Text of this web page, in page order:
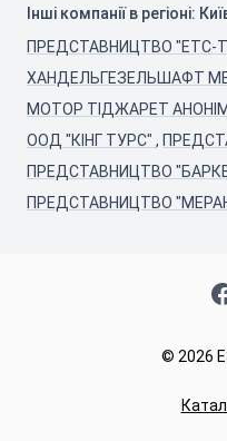
Інші компанії в регіоні:
ПРЕДСТАВНИЦТВО "ЕТС-
ХАНДЕЛЬГЕЗЕЛЬШАФТ
МОТОР ТІДЖАРЕТ АНОНІМ
ООД "КІНГ ТУРС" ,
ПРЕДСТАВНИЦТВО
ПРЕДСТАВНИЦТВО
© 2026